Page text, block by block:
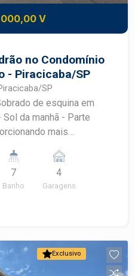
V
no Condomínio
- Piracicaba/SP
SP
da manhã - Parte
mais
m² - Área construída de
e acesso
- Elevador
com banheira de
7
Banho
4
Garagens
Exclusivo